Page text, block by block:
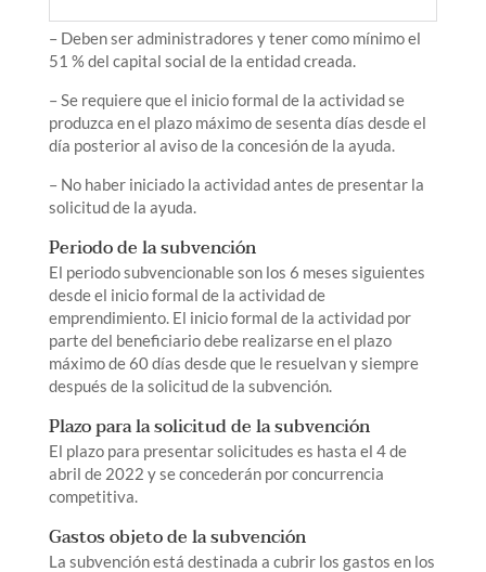
– Deben ser administradores y tener como mínimo el
51 % del capital social de la entidad creada.
– Se requiere que el inicio formal de la actividad se
produzca en el plazo máximo de sesenta días desde el
día posterior al aviso de la concesión de la ayuda.
– No haber iniciado la actividad antes de presentar la
solicitud de la ayuda.
Periodo de la subvención
El periodo subvencionable son los 6 meses siguientes
desde el inicio formal de la actividad de
emprendimiento. El inicio formal de la actividad por
parte del beneficiario debe realizarse en el plazo
máximo de 60 días desde que le resuelvan y siempre
después de la solicitud de la subvención.
Plazo para la solicitud de la subvención
El plazo para presentar solicitudes es hasta el 4 de
abril de 2022 y se concederán por concurrencia
competitiva.
Gastos objeto de la subvención
La subvención está destinada a cubrir los gastos en los